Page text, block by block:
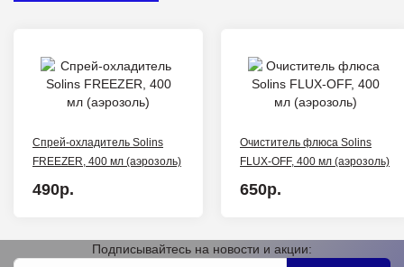
Спрей-охладитель Solins
FREEZER, 400 мл (аэрозоль)
490р.
Очиститель флюса Solins
FLUX-OFF, 400 мл (аэрозоль)
650р.
Подписывайтесь на новости и акции: